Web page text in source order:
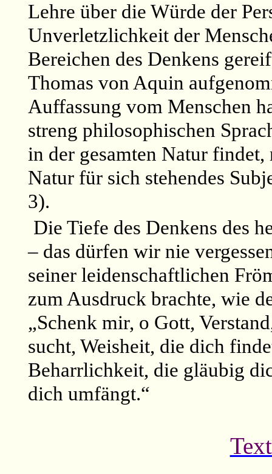
Lehre über die Würde der
Unverletzlichkeit der
Bereichen des Denkens
Thomas von Aquin
Auffassung vom Menschen
streng philosophischen
in der gesamten Natur
Natur für sich stehendes
3).
Die Tiefe des Denkens des
– das dürfen wir nie
seiner leidenschaftlichen
zum Ausdruck brachte, wie
„Schenk mir, o Gott,
sucht, Weisheit, die dich
Beharrlichkeit, die gläubig
dich umfängt.“